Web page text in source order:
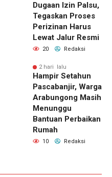
Dugaan Izin Palsu,
Tegaskan Proses
Perizinan Harus
Lewat Jalur Resmi
20 Redaksi
2 hari lalu
Hampir Setahun
Pascabanjir, Warga
Arabungong Masih
Menunggu
Bantuan Perbaikan
Rumah
10 Redaksi